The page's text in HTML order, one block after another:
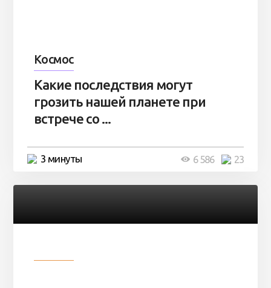
Космос
Какие последствия могут
грозить нашей планете при
встрече со ...
3 минуты 23
6 586